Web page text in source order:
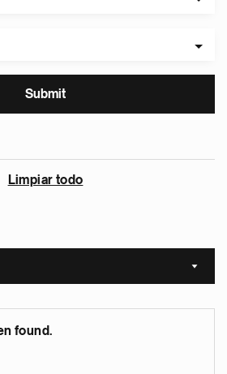
Limpiar todo
Sort
found.